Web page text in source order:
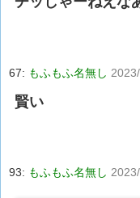
67: もふもふ名無し
賢い
93: もふもふ名無し